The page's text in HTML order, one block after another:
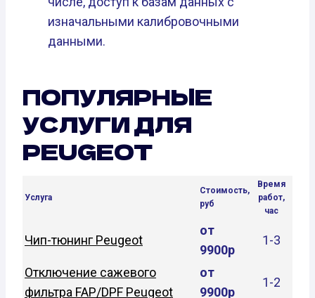
изначальными калибровочными
данными.
ПОПУЛЯРНЫЕ
УСЛУГИ ДЛЯ
PEUGEOT
Услуга
Стоимость,
руб
Время
работ,
час
Чип-тюнинг Peugeot
от
9900р
1-3
Отключение сажевого
фильтра FAP/DPF Peugeot
от
9900р
1-2